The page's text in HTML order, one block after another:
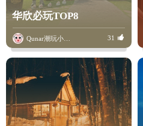
华欣必玩TOP8
31